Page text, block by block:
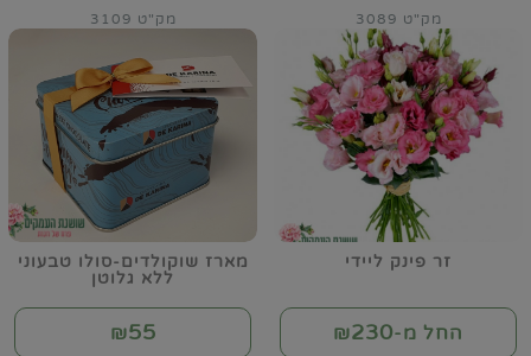
זר פינק ליידי
מק"ט 3089
החל מ-₪230
מארז שוקולדים-סולו טבעוני
ללא גלוטן
מק"ט 3109
₪55